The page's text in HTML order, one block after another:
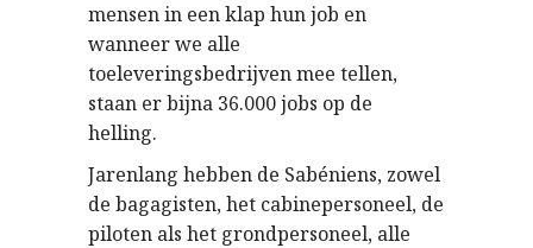
mensen in een klap hun job en
wanneer we alle
toeleveringsbedrijven mee tellen,
staan er bijna 36.000 jobs op de
helling.
Jarenlang hebben de Sabéniens, zowel
de bagagisten, het cabinepersoneel, de
piloten als het grondpersoneel, alle